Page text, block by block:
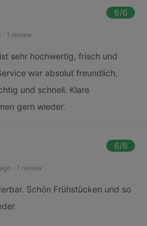
6/6
· 1 review
sehr hochwertig, frisch und
war absolut freundlich,
und schnell. Klare
gern wieder.
6/6
· 1 review
Schön Frühstücken und so